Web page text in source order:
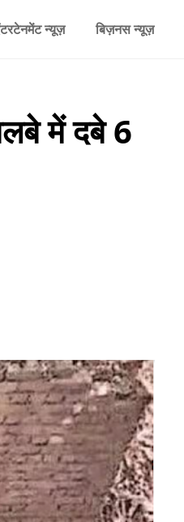
न्यूज़ बिज़नस न्यूज़
में दबे 6